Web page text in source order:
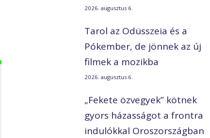
2026. augusztus 6.
Tarol az Odüsszeia és a
Pókember, de jönnek az új
filmek a mozikba
2026. augusztus 6.
„Fekete özvegyek” kötnek
gyors házasságot a frontra
indulókkal Oroszországban